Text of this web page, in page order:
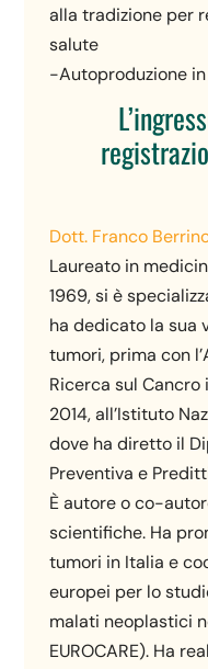
alla tradizione per
salute
-Autoproduzione
Dott. Franco
Laureato in
1969, si è
ha dedicato la sua
tumori, prima con
Ricerca sul Cancro
2014, all’Istituto
dove ha diretto il
Preventiva e
È autore o co-
scientifiche. Ha
tumori in Italia e
europei per lo
malati neoplastici
EUROCARE). Ha